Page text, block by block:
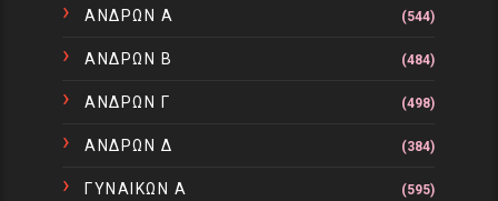
ΑΝΔΡΩΝ Α (544)
ΑΝΔΡΩΝ Β (484)
ΑΝΔΡΩΝ Γ (498)
ΑΝΔΡΩΝ Δ (384)
ΓΥΝΑΙΚΩΝ Α (595)